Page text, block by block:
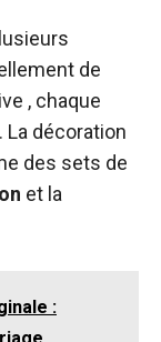
de
, chaque
. La décoration
des sets de
et la
: